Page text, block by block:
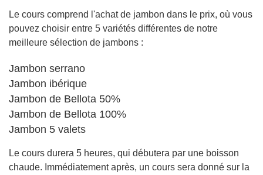
Le cours comprend l'achat de jambon dans le prix, où vous
pouvez choisir entre 5 variétés différentes de notre
meilleure sélection de jambons :
Jambon serrano
Jambon ibérique
Jambon de Bellota 50%
Jambon de Bellota 100%
Jambon 5 valets
Le cours durera 5 heures, qui débutera par une boisson
chaude. Immédiatement après, un cours sera donné sur la